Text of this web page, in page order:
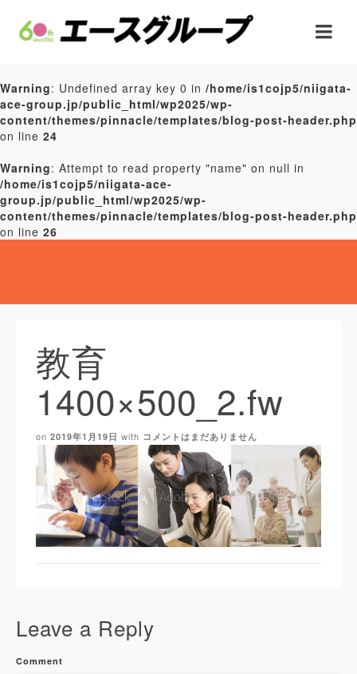
Warning: Undefined array key 0 in /home/is1cojp5/niigata-
ace-group.jp/public_html/wp2025/wp-
content/themes/pinnacle/templates/blog-post-header.php
on line 24
Warning: Attempt to read property "name" on null in
/home/is1cojp5/niigata-ace-
group.jp/public_html/wp2025/wp-
content/themes/pinnacle/templates/blog-post-header.php
on line 26
教育
1400×500_2.fw
on 2019年1月19日 with コメントはまだありません
Leave a Reply
Comment